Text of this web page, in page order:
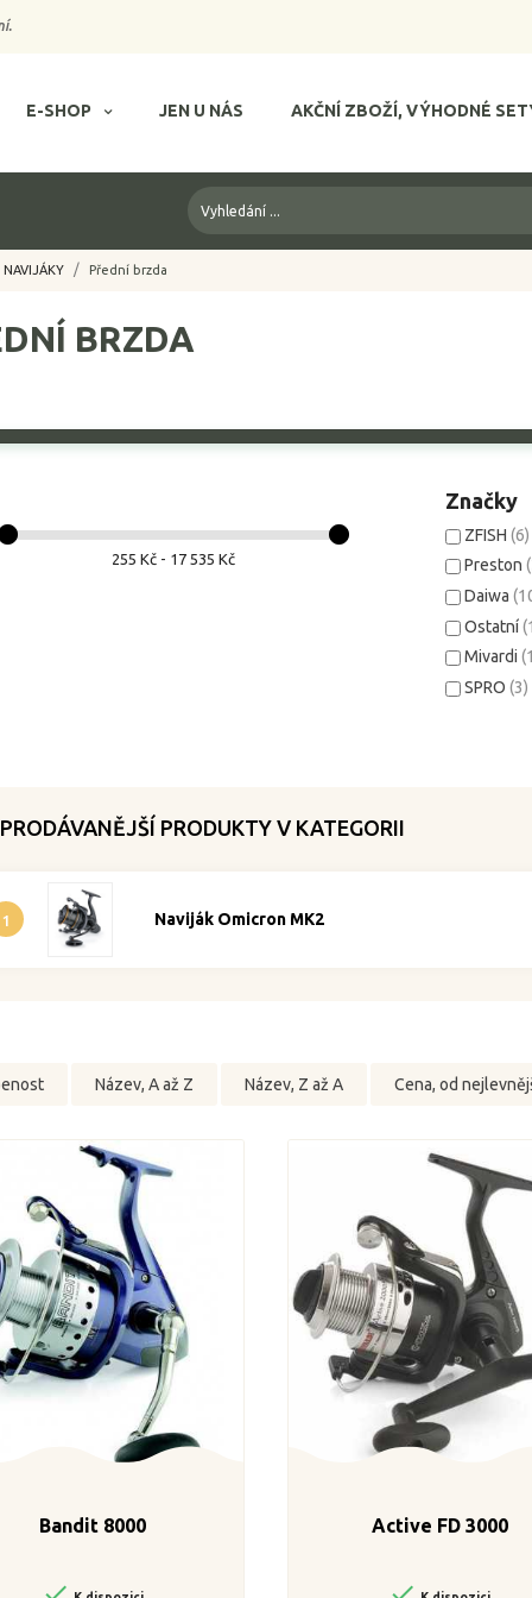
E-SHOP JEN U NÁS AKČNÍ ZBOŽÍ, VÝHODNÉ
NAVIJÁKY Přední brzda
BRZDA
255 Kč - 17 535 Kč
Značky
ZFISH(6)
Preston
Daiwa
Ostatní
Mivardi
SPRO(3)
PRODUKTY V KATEGORII
1 Naviják Omicron MK2
Název, A až Z Název, Z až A Cena, od
Bandit 8000 Active FD 3000